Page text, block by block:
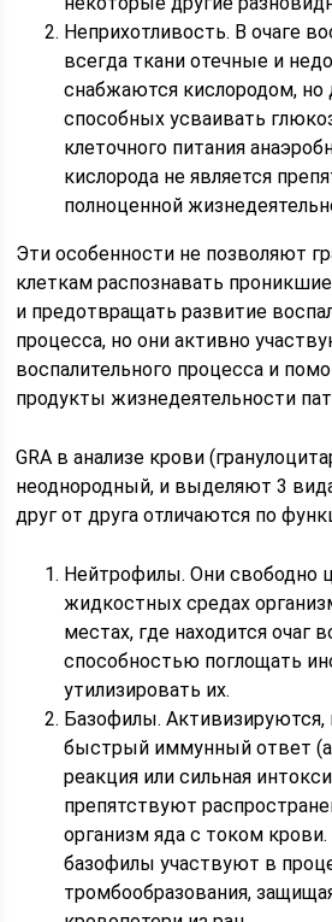
Неприхотливость. В очаге
всегда ткани отечные и
снабжаются кислородом, но
способных усваивать
клеточного питания
кислорода не является
полноценной
Эти особенности не позволяют
клеткам распознавать
и предотвращать развитие
процесса, но они активно
воспалительного процесса и
продукты жизнедеятельности
GRA в анализе крови
неоднородный, и выделяют 3
друг от друга отличаются по
Нейтрофилы. Они свободно
жидкостных средах
местах, где находится очаг
способностью поглощать
утилизировать их.
Базофилы. Активизируются,
быстрый иммунный ответ
реакция или сильная
препятствуют
организм яда с током
базофилы участвуют в
тромбообразования,